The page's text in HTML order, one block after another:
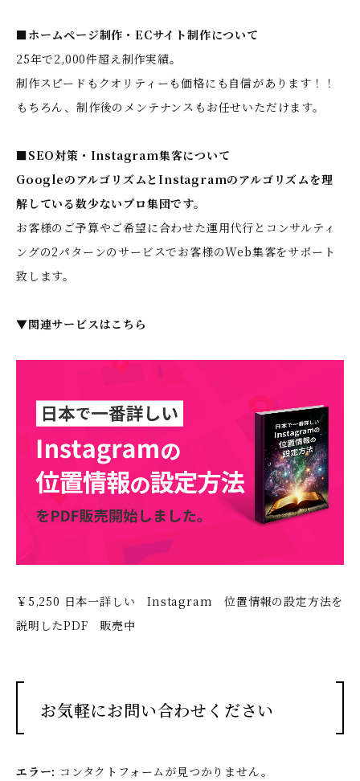
■ホームぺージ制作・ECサイト制作について
25年で2,000件超え制作実績。
制作スピードもクオリティーも価格にも自信があります！！
もちろん、制作後のメンテナンスもお任せいただけます。
■SEO対策・Instagram集客について
GoogleのアルゴリズムとInstagramのアルゴリズムを理
解している数少ないプロ集団です。
お客様のご予算やご希望に合わせた運用代行とコンサルティ
ングの2パターンのサービスでお客様のWeb集客をサポート
致します。
▼関連サービスはこちら
￥5,250 日本一詳しい Instagram 位置情報の設定方法を
説明したPDF 販売中
お気軽にお問い合わせください
エラー: コンタクトフォームが見つかりません。